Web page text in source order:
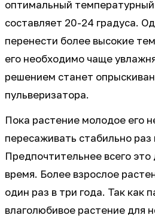
оптимальный
составляет 20-24 градуса.
перенести более высокие
его необходимо чаще
решением станет
пульверизатора.
Пока растение молодое его
пересаживать стабильно раз
Предпочтительнее всего это
время. Более взрослое
один раз в три года. Так как
влаголюбивое растение для